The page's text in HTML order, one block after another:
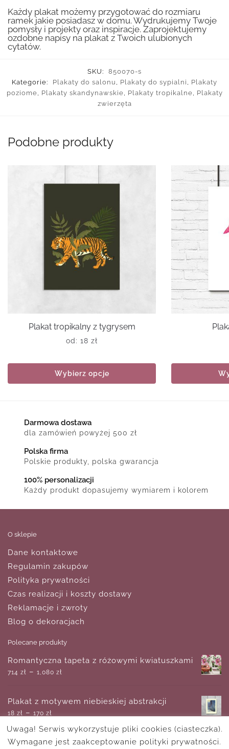
Każdy plakat możemy przygotować do rozmiaru
ramek jakie posiadasz w domu. Wydrukujemy Twoje
pomysły i projekty oraz inspiracje. Zaprojektujemy
ozdobne napisy na plakat z Twoich ulubionych
cytatów.
SKU:
850070-s
Kategorie:
Plakaty do salonu , Plakaty do sypialni , Plakaty
poziome, Plakaty skandynawskie, Plakaty tropikalne, Plakaty
zwierzęta
Podobne produkty
Plakat tropikalny z tygrysem
od: 18 zł
Wybierz opcje
Darmowa dostawa
dla zamówień powyżej 500 zł
Polska firma
Polskie produkty, polska gwarancja
100% personalizacji
Każdy produkt dopasujemy wymiarem i kolorem
O sklepie
Dane kontaktowe
Regulamin zakupów
Polityka prywatności
Czas realizacji i koszty dostawy
Reklamacje i zwroty
Blog o dekoracjach
Polecane produkty
Romantyczna tapeta z różowymi kwiatuszkami
714 zł – 1,080 zł
Plakat z motywem niebieskiej abstrakcji
18 zł – 170 zł
Plakat line art z okiem
Uwaga! Serwis wykorzystuje pliki cookies (ciasteczka).
Wymagane jest zaakceptowanie polityki prywatności.